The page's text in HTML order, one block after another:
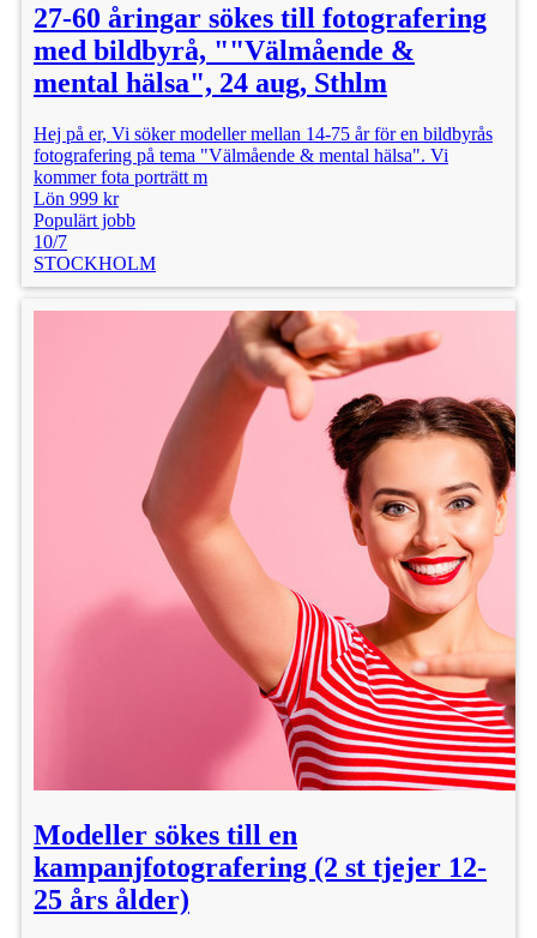
27-60 åringar sökes till fotografering
med bildbyrå, ""Välmående &
mental hälsa", 24 aug, Sthlm
Hej på er, Vi söker modeller mellan 14-75 år för en bildbyrås
fotografering på tema "Välmående & mental hälsa". Vi
kommer fota porträtt m
Lön 999 kr
Populärt jobb
10/7
STOCKHOLM
Modeller sökes till en
kampanjfotografering (2 st tjejer 12-
25 års ålder)